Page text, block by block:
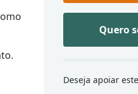
Quero
Deseja apoiar